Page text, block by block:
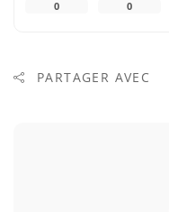
0 0
PARTAGER AVEC